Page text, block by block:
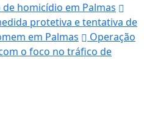
homicídio em Palmas
protetiva e tentativa de
em Palmas
Operação
o foco no tráfico de